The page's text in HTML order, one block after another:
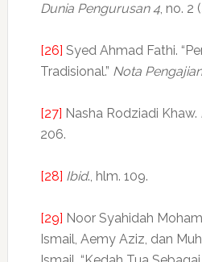
Dunia Pengurusan 4, no. 2
[26] Syed Ahmad Fathi.
Tradisional.” Nota
[27] Nasha Rodziadi Khaw.
206.
[28] Ibid., hlm. 109.
[29] Noor Syahidah
Ismail, Aemy Aziz, dan